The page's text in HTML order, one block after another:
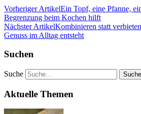
Vorheriger ArtikelEin Topf, eine Pfanne,
Begrenzung beim Kochen hilft
Nächster ArtikelKombinieren statt
Genuss im Alltag entsteht
Suchen
Suche
Aktuelle Themen